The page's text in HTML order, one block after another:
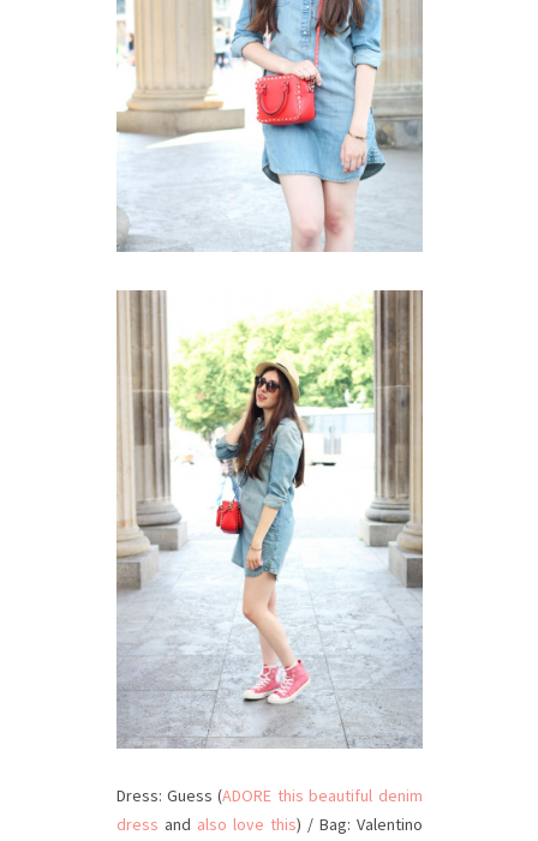
Dress: Guess (ADORE this beautiful denim
dress and also love this) / Bag: Valentino